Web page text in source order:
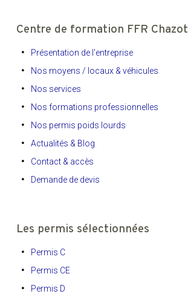
Centre de formation FFR Chazot
Présentation de l'entreprise
Nos moyens / locaux & véhicules
Nos services
Nos formations professionnelles
Nos permis poids lourds
Actualités & Blog
Contact & accès
Demande de devis
Les permis sélectionnées
Permis C
Permis CE
Permis D